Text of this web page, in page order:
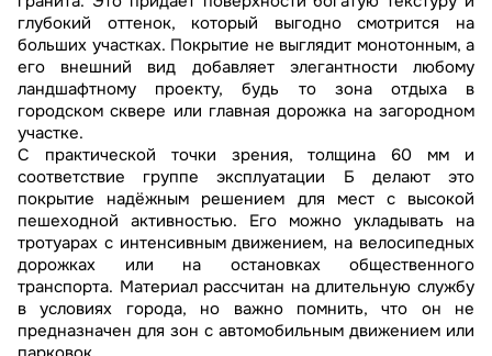
глубокий оттенок, который выгодно смотрится на
больших участках. Покрытие не выглядит монотонным, а
его внешний вид добавляет элегантности любому
ландшафтному проекту, будь то зона отдыха в
городском сквере или главная дорожка на загородном
участке.
С практической точки зрения, толщина 60 мм и
соответствие группе эксплуатации Б делают это
покрытие надёжным решением для мест с высокой
пешеходной активностью. Его можно укладывать на
тротуарах с интенсивным движением, на велосипедных
дорожках или на остановках общественного
транспорта. Материал рассчитан на длительную службу
в условиях города, но важно помнить, что он не
предназначен для зон с автомобильным движением или